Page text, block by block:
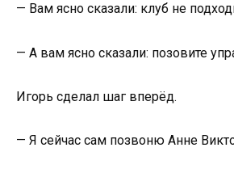
— Вам ясно сказали: клуб не
— А вам ясно сказали: позовите
Игорь сделал шаг вперёд.
— Я сейчас сам позвоню Анне